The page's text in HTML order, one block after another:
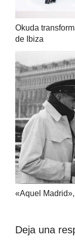
Okuda
de Ibiza
«Aquel
Deja una